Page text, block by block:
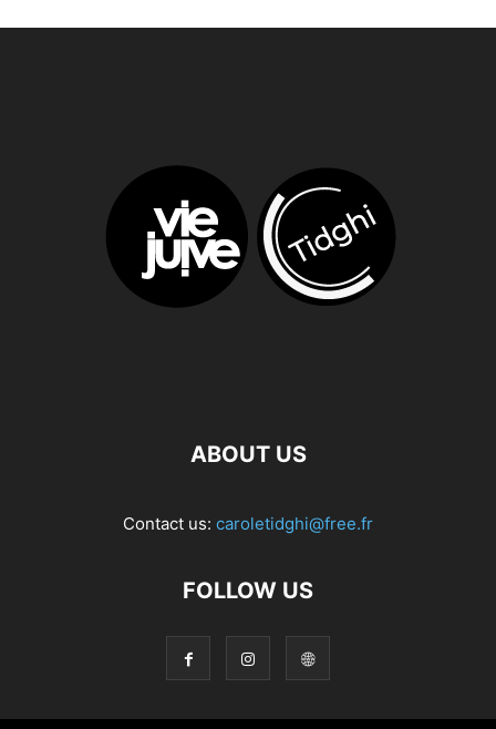
ABOUT US
Contact us: caroletidghi@free.fr
FOLLOW US